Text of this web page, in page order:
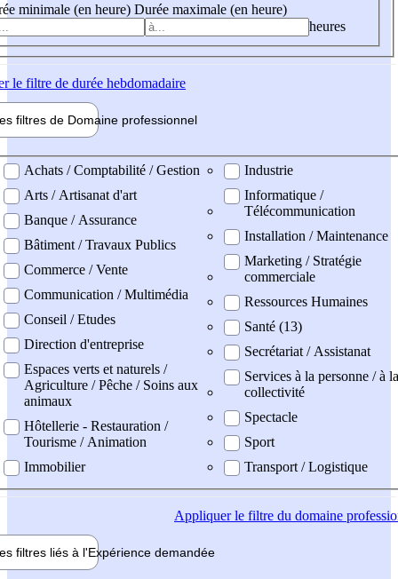
minimale (en heure) Durée maximale (en heure)
heures
le filtre de durée hebdomadaire
filtres de Domaine professionnel
professionel
Achats / Comptabilité / Gestion
Arts / Artisanat d'art
Banque / Assurance
Bâtiment / Travaux Publics
Commerce / Vente
Communication / Multimédia
Conseil / Etudes
Direction d'entreprise
Espaces verts et naturels /
Agriculture / Pêche / Soins aux
animaux
Hôtellerie - Restauration /
Tourisme / Animation
Immobilier
Industrie
Informatique /
Télécommunication
Installation / Maintenance
Marketing / Stratégie
commerciale
Ressources Humaines
Santé (13)
Secrétariat / Assistanat
Services à la personne / à la
collectivité
Spectacle
Sport
Transport / Logistique
Appliquerle filtre du domaine
filtres liés à l'Expérience demandée